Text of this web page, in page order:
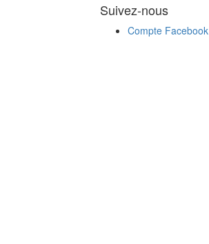
Suivez-nous
Compte Facebook